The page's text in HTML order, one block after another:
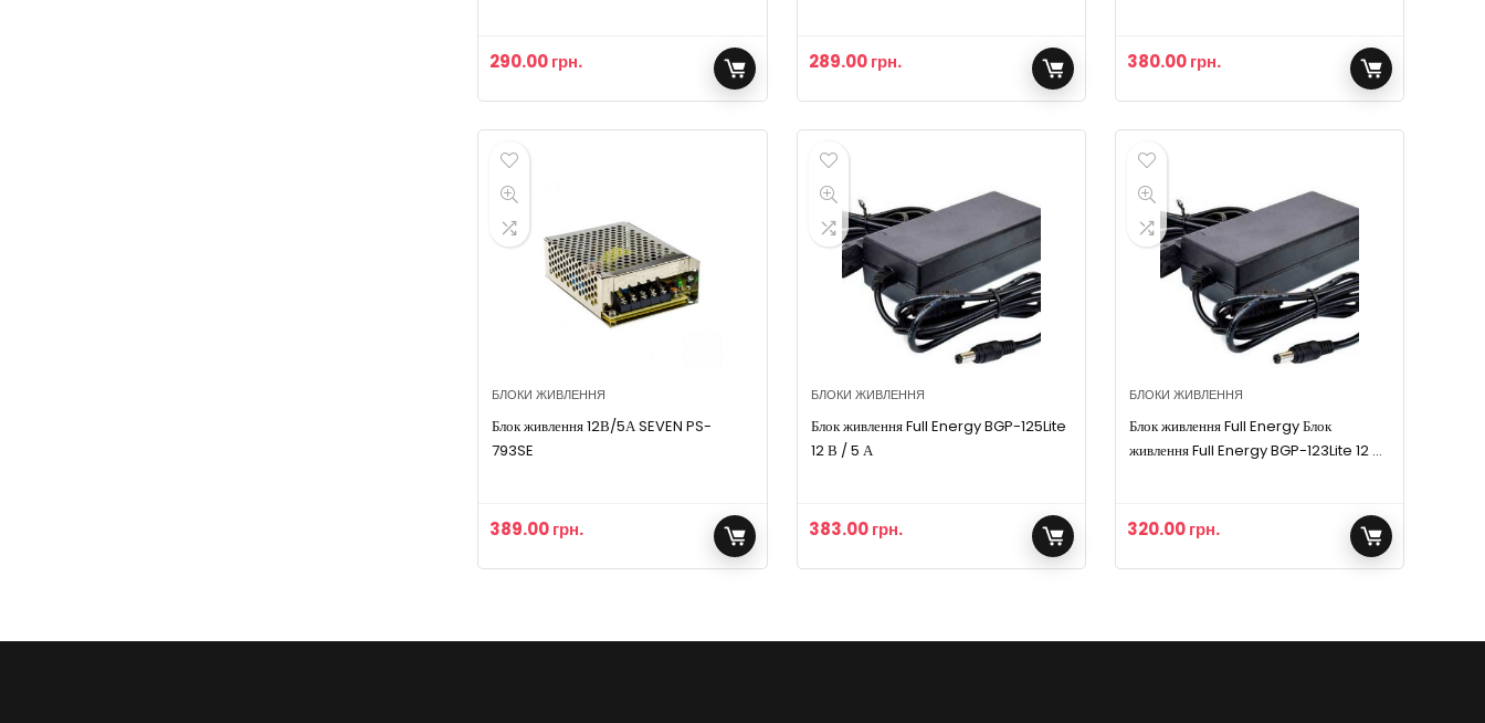
290.00грн. 289.00грн. 380.00грн.
БЛОКИ ЖИВЛЕННЯ
Блок живлення 12В/5А SEVEN PS-
793SE
389.00грн.
БЛОКИ ЖИВЛЕННЯ
Блок живлення Full Energy BGP-125Lite
12 В / 5 А
383.00грн.
БЛОКИ ЖИВЛЕННЯ
Блок живлення Full Energy Блок
живлення Full Energy BGP-123Lite 12 В
320.00грн.